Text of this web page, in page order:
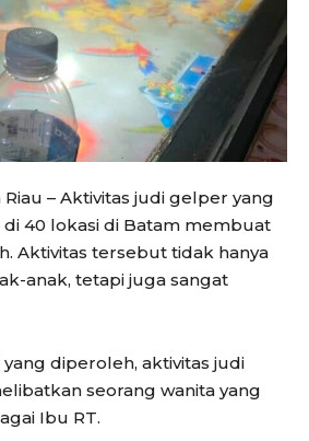
– Aktivitas judi gelper yang
40 lokasi di Batam membuat
Aktivitas tersebut tidak hanya
anak, tetapi juga sangat
diperoleh, aktivitas judi
seorang wanita yang
Ibu RT.